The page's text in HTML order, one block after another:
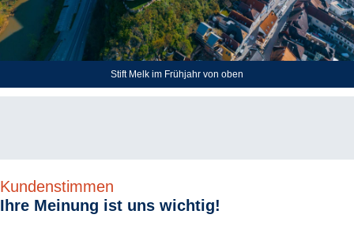
Stift Melk im Frühjahr von oben
Kundenstimmen
Ihre Meinung ist uns wichtig!